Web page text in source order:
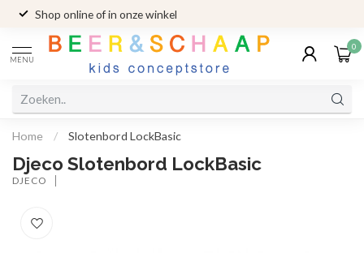
Shop online of in onze winkel
MENU
0
Home / Slotenbord LockBasic
Djeco Slotenbord LockBasic
DJECO